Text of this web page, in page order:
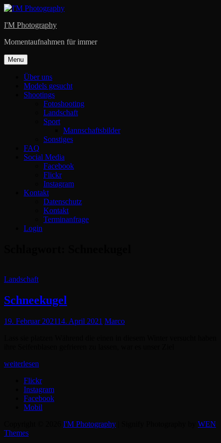
Skip
content
I'M Photography
Momentaufnahmen für immer
Menu
Über uns
Models gesucht
Shootings
Fotoshooting
Landschaft
Sport
Mannschaftsbilder
Sonstiges
FAQ
Social Media
Facebook
Flickr
Instagram
Kontakt
Datenschutz
Kontakt
Terminanfrage
Login
Cat
Landschaft
Schneekugel
Posted
19. Februar 202114. April 2021 Marco
weiterlesen
Flickr
Instagram
Facebook
Mobil
I'M Photography
WEN
Themes